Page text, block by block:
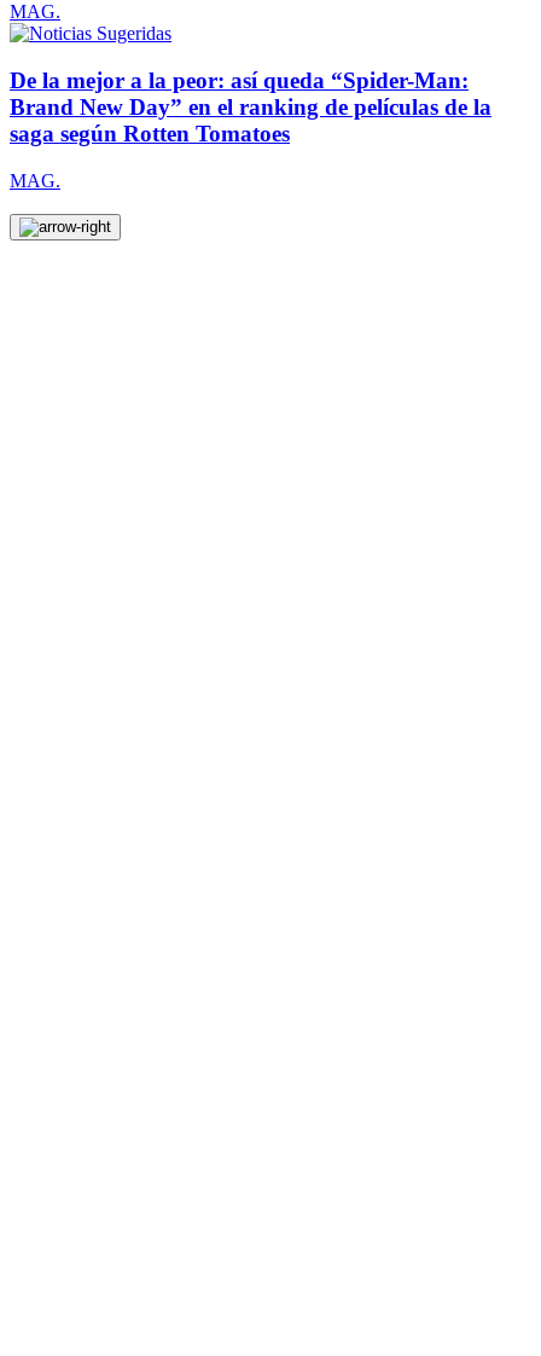
MAG.
De la mejor a la peor: así queda “Spider-Man:
Brand New Day” en el ranking de películas de la
saga según Rotten Tomatoes
MAG.